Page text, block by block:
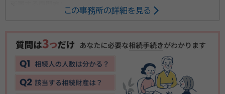
事務所口コミ（抜粋）：
account_circle 満足度 5.0
ご利用時期：2025/10
面談の感想
説明も分かりやすくしてくてれ、しっかり状況も調べたりしていたので、
この事務所の詳細を見る